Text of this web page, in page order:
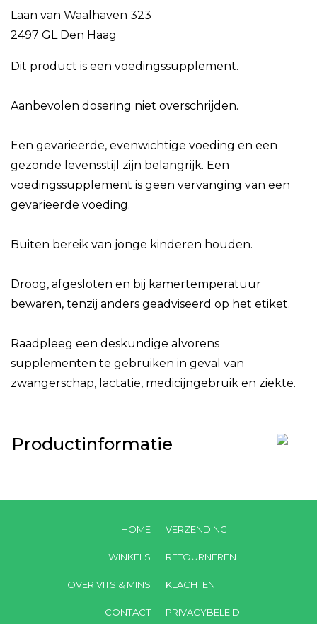
Laan van Waalhaven 323
2497 GL Den Haag
Dit product is een voedingssupplement.
Aanbevolen dosering niet overschrijden.
Een gevarieerde, evenwichtige voeding en een
gezonde levensstijl zijn belangrijk. Een
voedingssupplement is geen vervanging van een
gevarieerde voeding.
Buiten bereik van jonge kinderen houden.
Droog, afgesloten en bij kamertemperatuur
bewaren, tenzij anders geadviseerd op het etiket.
Raadpleeg een deskundige alvorens
supplementen te gebruiken in geval van
zwangerschap, lactatie, medicijngebruik en ziekte.
Productinformatie
HOME
WINKELS
OVER VITS & MINS
CONTACT
VERZENDING
RETOURNEREN
KLACHTEN
PRIVACYBELEID